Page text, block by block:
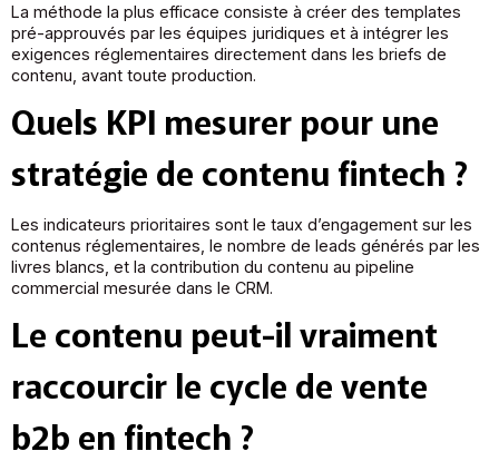
La méthode la plus efficace consiste à créer des templates
pré-approuvés par les équipes juridiques et à intégrer les
exigences réglementaires directement dans les briefs de
contenu, avant toute production.
Quels KPI mesurer pour une
stratégie de contenu fintech ?
Les indicateurs prioritaires sont le taux d’engagement sur les
contenus réglementaires, le nombre de leads générés par les
livres blancs, et la contribution du contenu au pipeline
commercial mesurée dans le CRM.
Le contenu peut-il vraiment
raccourcir le cycle de vente
b2b en fintech ?